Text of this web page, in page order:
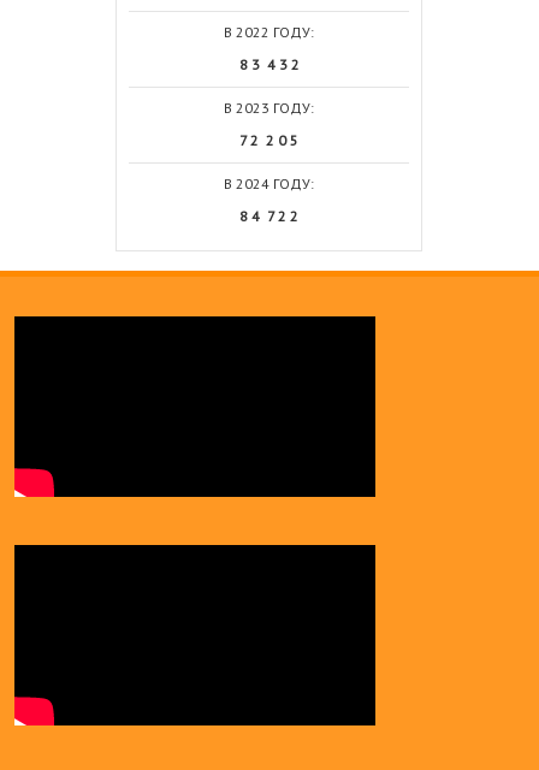
В 2022 ГОДУ:
8 3 4 3 2
В 2023 ГОДУ:
7 2 2 0 5
В 2024 ГОДУ:
8 4 7 2 2